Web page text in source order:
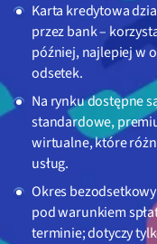
Karta kredytowa
przez bank –
później, najlepiej w
odsetek.
Na rynku dostępne
standardowe,
wirtualne, które
usług.
Okres
pod warunkiem
terminie; dotyczy